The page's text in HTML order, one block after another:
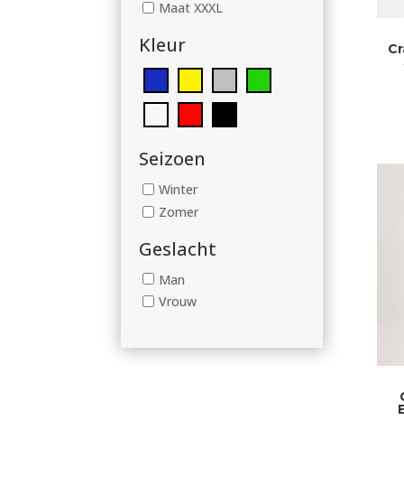
Maat XXXL
Kleur
Seizoen
Winter
Zomer
Geslacht
Man
Vrouw